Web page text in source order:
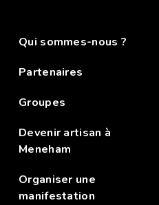
Qui sommes-nous ?
Partenaires
Groupes
Devenir artisan à
Meneham
Organiser une
manifestation